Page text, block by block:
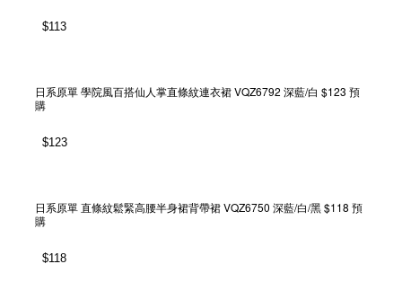
$113
日系原單 學院風百搭仙人掌直條紋連衣裙 VQZ6792 深藍/白 $123 預
購
$123
日系原單 直條紋鬆緊高腰半身裙背帶裙 VQZ6750 深藍/白/黑 $118 預
購
$118